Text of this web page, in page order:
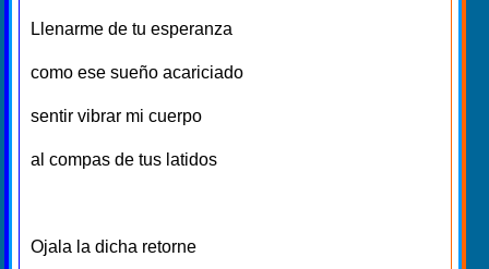
Llenarme de tu esperanza
como ese sueño acariciado
sentir vibrar mi cuerpo
al compas de tus latidos
Ojala la dicha retorne